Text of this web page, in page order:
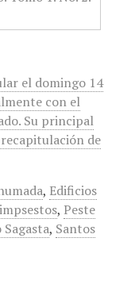
el domingo 14
con el
Su principal
de
, Edificios
, Peste
Sagasta, Santos